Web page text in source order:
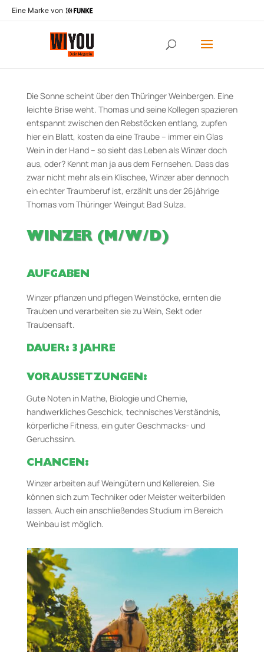
Eine Marke von
WINZERS WEINGUT
Die Sonne scheint über den Thüringer Weinbergen. Eine
leichte Brise weht. Thomas und seine Kollegen spazieren
entspannt zwischen den Rebstöcken entlang, zupfen
hier ein Blatt, kosten da eine Traube – immer ein Glas
Wein in der Hand – so sieht das Leben als Winzer doch
aus, oder? Kennt man ja aus dem Fernsehen. Dass das
zwar nicht mehr als ein Klischee, Winzer aber dennoch
ein echter Traumberuf ist, erzählt uns der 26­jährige
Thomas vom Thüringer Weingut Bad Sulza.
WINZER (M/W/D)
AUFGABEN
Winzer pflanzen und pflegen Weinstöcke, ernten die
Trauben und verarbeiten sie zu Wein, Sekt oder
Traubensaft.
DAUER: 3 JAHRE
VORAUSSETZUNGEN:
Gute Noten in Mathe, Biologie und Chemie,
handwerkliches Geschick, technisches Verständnis,
körperliche Fitness, ein guter Geschmacks- und
Geruchssinn.
CHANCEN:
Winzer arbeiten auf Weingütern und Kellereien. Sie
können sich zum Techniker oder Meister weiterbilden
lassen. Auch ein anschließendes Studium im Bereich
Weinbau ist möglich.